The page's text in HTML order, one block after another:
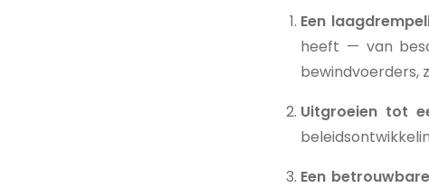
Een
heeft — van
bewindvoerders,
Uitgroeien tot
Een